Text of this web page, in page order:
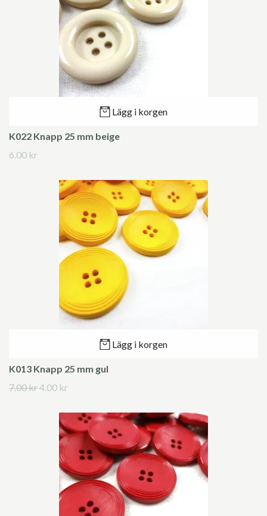
Lägg i korgen
K022 Knapp 25 mm beige
6.00 kr
Lägg i korgen
K013 Knapp 25 mm gul
7.00 kr4.00 kr